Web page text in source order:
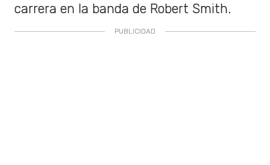
carrera en la banda de Robert Smith.